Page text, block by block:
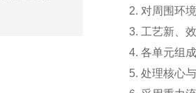
2. 对周围环
3. 工艺新、
4. 各单元组
5. 处理核心